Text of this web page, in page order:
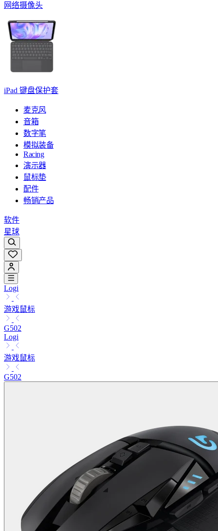
网络摄像头
iPad 键盘保护套
麦克风
音箱
数字笔
模拟装备
Racing
演示器
鼠标垫
配件
畅销产品
软件
星球
Logi
游戏鼠标
G502
Logi
游戏鼠标
G502